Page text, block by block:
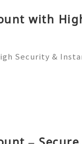
with
Security &
easy, fast